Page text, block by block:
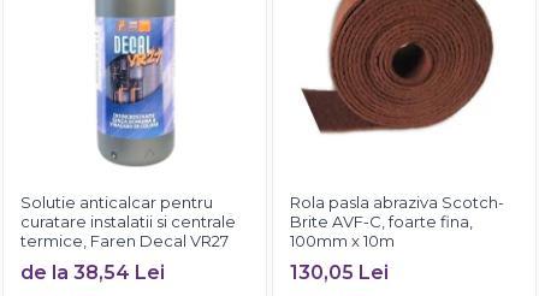
Solutie anticalcar pentru
curatare instalatii si centrale
termice, Faren Decal VR27
de la 38,54 Lei
Rola pasla abraziva Scotch-
Brite AVF-C, foarte fina,
100mm x 10m
130,05 Lei